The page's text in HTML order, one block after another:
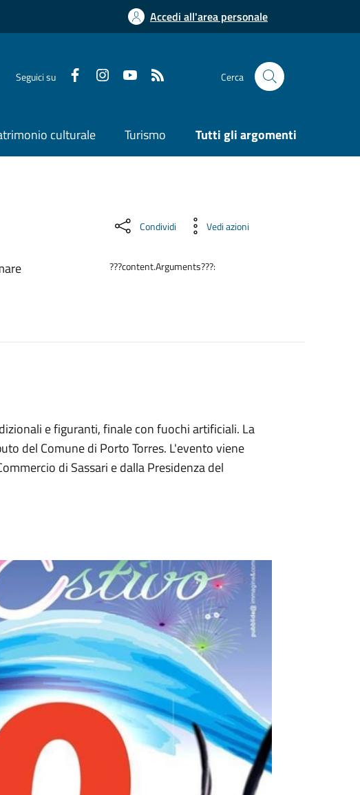
Accedi all'area personale
Seguici su Cerca
culturale Turismo Tutti gli argomenti
Condividi Vedi azioni
???content.Arguments???:
e figuranti, finale con fuochi artificiali. La
del Comune di Porto Torres. L'evento viene
di Sassari e dalla Presidenza del